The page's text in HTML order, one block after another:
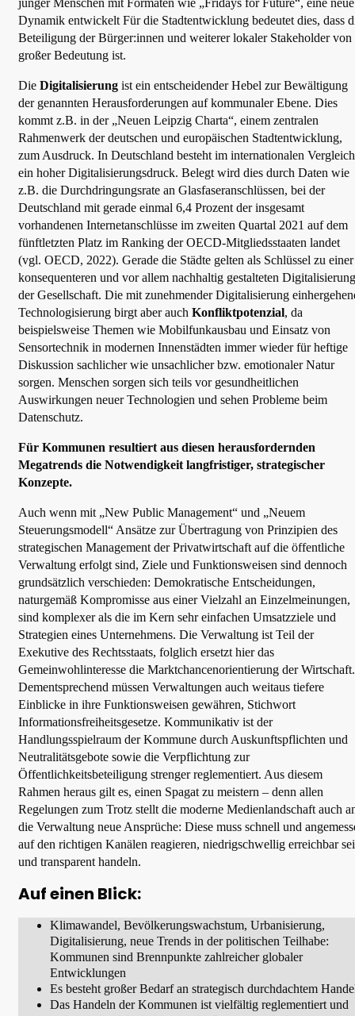
Dynamik entwickelt Für die Stadtentwicklung bedeutet dies, dass
Beteiligung der Bürger:innen und weiterer lokaler Stakeholder von
großer Bedeutung ist.
Die Digitalisierung ist ein entscheidender Hebel zur Bewältigung
der genannten Herausforderungen auf kommunaler Ebene. Dies
kommt z.B. in der „Neuen Leipzig Charta“, einem zentralen
Rahmenwerk der deutschen und europäischen Stadtentwicklung,
zum Ausdruck. In Deutschland besteht im internationalen Vergleich
ein hoher Digitalisierungsdruck. Belegt wird dies durch Daten wie
z.B. die Durchdringungsrate an Glasfaseranschlüssen, bei der
Deutschland mit gerade einmal 6,4 Prozent der insgesamt
vorhandenen Internetanschlüsse im zweiten Quartal 2021 auf dem
fünftletzten Platz im Ranking der OECD-Mitgliedsstaaten landet
(vgl. OECD, 2022). Gerade die Städte gelten als Schlüssel zu einer
konsequenteren und vor allem nachhaltig gestalteten Digitalisierung
der Gesellschaft. Die mit zunehmender Digitalisierung
Technologisierung birgt aber auch Konfliktpotenzial, da
beispielsweise Themen wie Mobilfunkausbau und Einsatz von
Sensortechnik in modernen Innenstädten immer wieder für heftige
Diskussion sachlicher wie unsachlicher bzw. emotionaler Natur
sorgen. Menschen sorgen sich teils vor gesundheitlichen
Auswirkungen neuer Technologien und sehen Probleme beim
Datenschutz.
Für Kommunen resultiert aus diesen herausfordernden
Megatrends die Notwendigkeit langfristiger, strategischer
Konzepte.
Auch wenn mit „New Public Management“ und „Neuem
Steuerungsmodell“ Ansätze zur Übertragung von Prinzipien des
strategischen Management der Privatwirtschaft auf die öffentliche
Verwaltung erfolgt sind, Ziele und Funktionsweisen sind dennoch
grundsätzlich verschieden: Demokratische Entscheidungen,
naturgemäß Kompromisse aus einer Vielzahl an Einzelmeinungen,
sind komplexer als die im Kern sehr einfachen Umsatzziele und
Strategien eines Unternehmens. Die Verwaltung ist Teil der
Exekutive des Rechtsstaats, folglich ersetzt hier das
Gemeinwohlinteresse die Marktchancenorientierung der Wirtschaft.
Dementsprechend müssen Verwaltungen auch weitaus tiefere
Einblicke in ihre Funktionsweisen gewähren, Stichwort
Informationsfreiheitsgesetze. Kommunikativ ist der
Handlungsspielraum der Kommune durch Auskunftspflichten und
Neutralitätsgebote sowie die Verpflichtung zur
Öffentlichkeitsbeteiligung strenger reglementiert. Aus diesem
Rahmen heraus gilt es, einen Spagat zu meistern – denn allen
Regelungen zum Trotz stellt die moderne Medienlandschaft auch
die Verwaltung neue Ansprüche: Diese muss schnell und
auf den richtigen Kanälen reagieren, niedrigschwellig erreichbar
und transparent handeln.
Auf einen Blick:
Klimawandel, Bevölkerungswachstum, Urbanisierung,
Digitalisierung, neue Trends in der politischen Teilhabe:
Kommunen sind Brennpunkte zahlreicher globaler
Entwicklungen
Es besteht großer Bedarf an strategisch durchdachtem
Das Handeln der Kommunen ist vielfältig reglementiert und